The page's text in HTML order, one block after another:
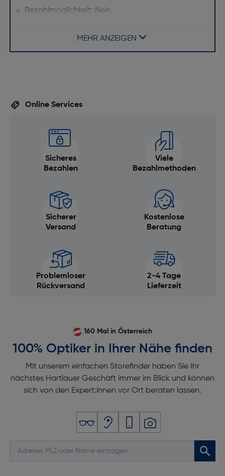
Bezahlmöglichkeit: Nein
Material des Uhrengehäuses: Titan Grad 4
Wasserdichtigkeit: Ja
Armbandfarbe: Blau
Netzwerk
GPS: Ja
Umgebungslichtsensor: Ja
Musiksteuerung: Nein
Beschleunigungsmesser: Ja
Schlafanalyse: Ja
Wecker: Ja
Stoppuhr: Nein
Display-Typ: Super AMOLED
Touchscreen: Ja
MEHR ANZEIGEN
Online Services
Sicheres
Bezahlen
Viele
Bezahlmethoden
Sicherer
Versand
Kostenlose
Beratung
Problemloser
Rückversand
2-4 Tage
Lieferzeit
160 Mal in Österreich
100% Optiker in Ihrer Nähe finden
Mit unserem einfachen Storefinder haben Sie Ihr
nächstes Hartlauer Geschäft immer im Blick und können
sich von den Expert:innen vor Ort beraten lassen.